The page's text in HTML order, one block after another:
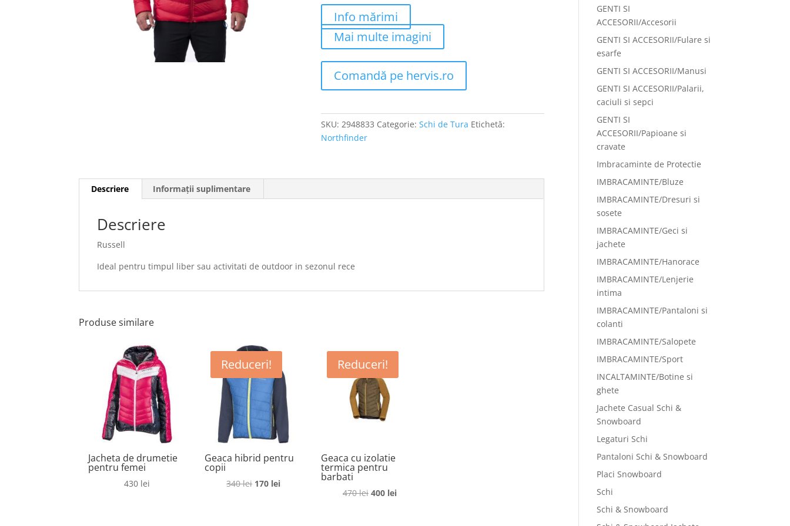
Info mărimi
Mai multe imagini
Comandă pe hervis.ro
SKU: 2948833 Categorie:Schi de Tura Etichetă:
Northfinder
Descriere Informații suplimentare
Descriere
Russell
Ideal pentru timpul liber sau activitati de outdoor in sezonul rece
Produse similare
Jacheta de drumetie
pentru femei
430 lei
Reduceri!
Geaca hibrid pentru
copii
340lei Prețul
170 leiPrețul
Reduceri!
Geaca cu izolatie
termica pentru
barbati
470lei Prețul
400 leiPrețul
GENTI SI
ACCESORII/Accesorii
GENTI SI ACCESORII/Fulare si
esarfe
GENTI SI ACCESORII/Manusi
GENTI SI ACCESORII/Palarii,
caciuli si sepci
GENTI SI
ACCESORII/Papioane si
cravate
Imbracaminte de Protectie
IMBRACAMINTE/Bluze
IMBRACAMINTE/Dresuri si
sosete
IMBRACAMINTE/Geci si
jachete
IMBRACAMINTE/Hanorace
IMBRACAMINTE/Lenjerie
intima
IMBRACAMINTE/Pantaloni si
colanti
IMBRACAMINTE/Salopete
IMBRACAMINTE/Sport
INCALTAMINTE/Botine si
ghete
Jachete Casual Schi &
Snowboard
Legaturi Schi
Pantaloni Schi & Snowboard
Placi Snowboard
Schi
Schi & Snowboard